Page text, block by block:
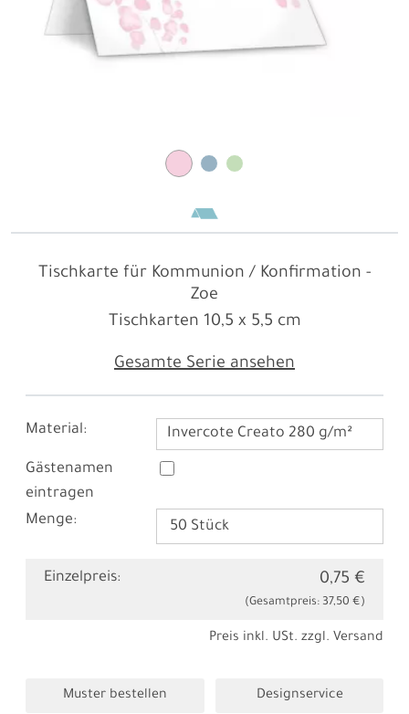
Tischkarte für Kommunion / Konfirmation -
Zoe
Gesamte Serie ansehen
Tischkarten 10,5 x 5,5 cm
Material: Invercote Creato 280 g/m²
Gästenamen
eintragen
Menge:
Einzelpreis: 0,75 €
(Gesamtpreis: 37,50 €)
Preis inkl. USt. zzgl. Versand
Muster bestellen Designservice